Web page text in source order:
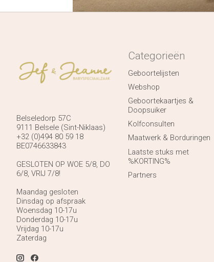
Belseledorp 57C
9111 Belsele (Sint-Niklaas)
+32 (0)494 80 59 18
BE0746633843
GESLOTEN OP WOE 5/8, DO
6/8, VRIJ 7/8!
Maandag gesloten
Dinsdag op afspraak
Woensdag 10-17u
Donderdag 10-17u
Vrijdag 10-17u
Zaterdag
Categorieën
Geboortelijsten
Webshop
Geboortekaartjes &
Doopsuiker
Kolfconsulten
Maatwerk & Borduringen
Laatste stuks met
%KORTING%
Partners